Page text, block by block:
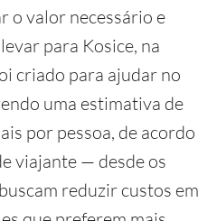
o valor necessário e
para Kosice, na
criado para ajudar no
uma estimativa de
por pessoa, de acordo
viajante — desde os
reduzir custos em